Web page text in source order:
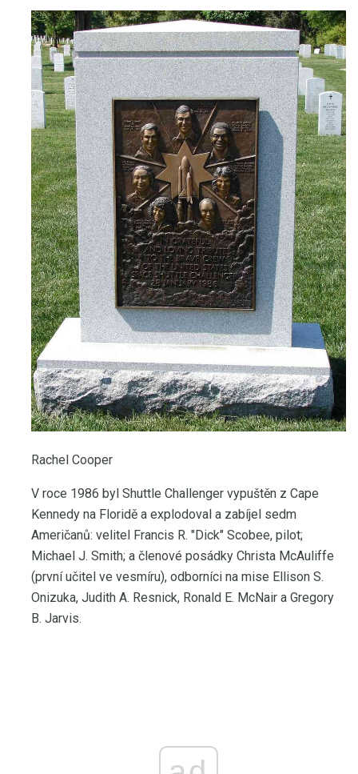
Rachel Cooper
V roce 1986 byl Shuttle Challenger vypuštěn z Cape
Kennedy na Floridě a explodoval a zabíjel sedm
Američanů: velitel Francis R. "Dick" Scobee, pilot;
Michael J. Smith; a členové posádky Christa McAuliffe
(první učitel ve vesmíru), odborníci na mise Ellison S.
Onizuka, Judith A. Resnick, Ronald E. McNair a Gregory
B. Jarvis.